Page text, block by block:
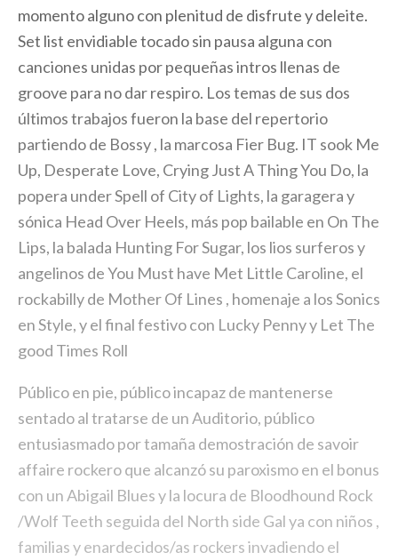
momento alguno con plenitud de disfrute y deleite.
Set list envidiable tocado sin pausa alguna con
canciones unidas por pequeñas intros llenas de
groove para no dar respiro. Los temas de sus dos
últimos trabajos fueron la base del repertorio
partiendo de Bossy , la marcosa Fier Bug. IT sook Me
Up, Desperate Love, Crying Just A Thing You Do, la
popera under Spell of City of Lights, la garagera y
sónica Head Over Heels, más pop bailable en On The
Lips, la balada Hunting For Sugar, los lios surferos y
angelinos de You Must have Met Little Caroline, el
rockabilly de Mother Of Lines , homenaje a los Sonics
en Style, y el final festivo con Lucky Penny y Let The
good Times Roll
Público en pie, público incapaz de mantenerse
sentado al tratarse de un Auditorio, público
entusiasmado por tamaña demostración de savoir
affaire rockero que alcanzó su paroxismo en el bonus
con un Abigail Blues y la locura de Bloodhound Rock
/Wolf Teeth seguida del North side Gal ya con niños ,
familias y enardecidos/as rockers invadiendo el